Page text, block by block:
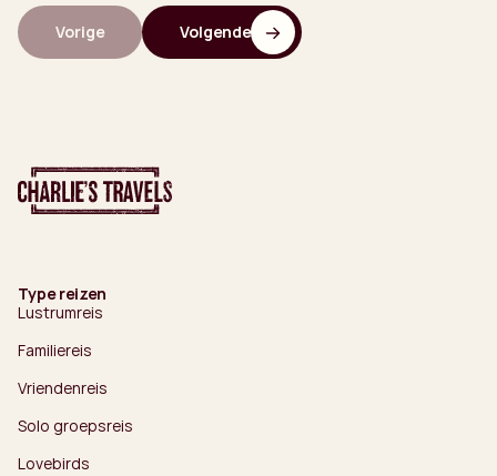
Vorige Volgende
Type reizen
Lustrumreis
Familiereis
Vriendenreis
Solo groepsreis
Lovebirds